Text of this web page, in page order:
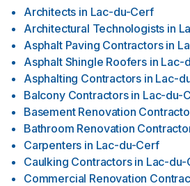
Architects in Lac-du-Cerf
Architectural Technologists in
Asphalt Paving Contractors in
Asphalt Shingle Roofers in Lac-
Asphalting Contractors in Lac-
Balcony Contractors in Lac-du-
Basement Renovation
Bathroom Renovation
Carpenters in Lac-du-Cerf
Caulking Contractors in Lac-du-
Commercial Renovation